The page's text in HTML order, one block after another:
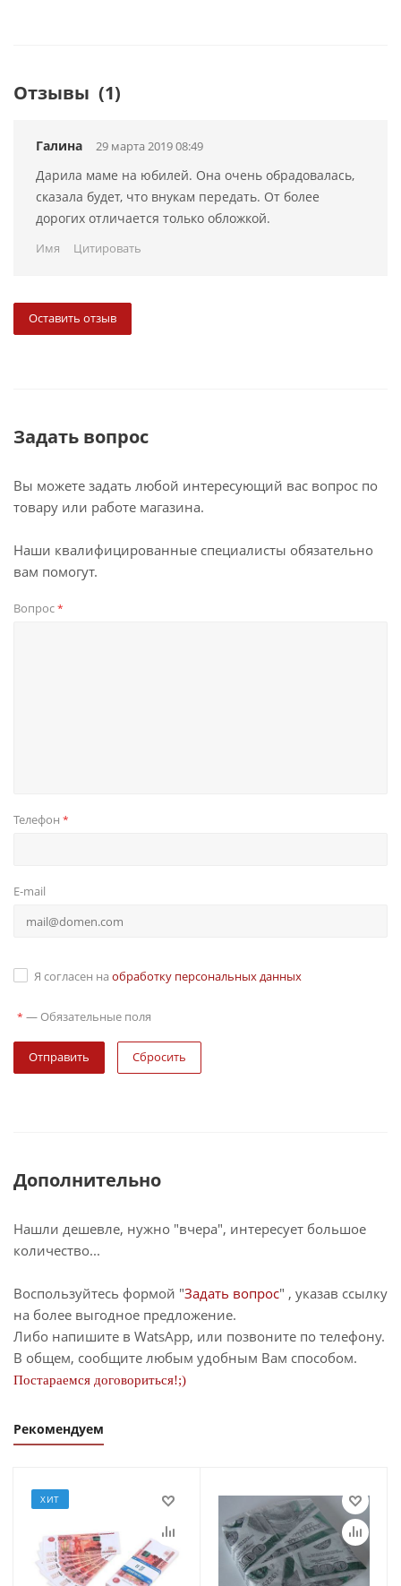
Отзывы (1)
Галина 29 марта 2019 08:49
Дарила маме на юбилей. Она очень обрадовалась,
сказала будет, что внукам передать. От более
дорогих отличается только обложкой.
Имя Цитировать
Оставить отзыв
Задать вопрос
Вы можете задать любой интересующий вас вопрос по
товару или работе магазина.
Наши квалифицированные специалисты обязательно
вам помогут.
Вопрос*
Телефон *
E-mail
Я согласен на обработку персональных данных
* — Обязательные поля
Сбросить
Дополнительно
Нашли дешевле, нужно "вчера", интересует большое
количество...
Воспользуйтесь формой "Задать вопрос" , указав ссылку
на более выгодное предложение.
Либо напишите в WatsApp, или позвоните по телефону.
В общем, сообщите любым удобным Вам способом.
Постараемся договориться!;)
Рекомендуем
ХИТ